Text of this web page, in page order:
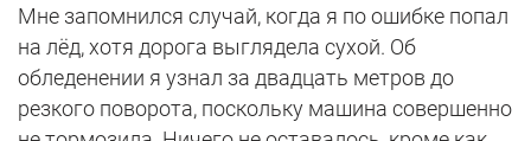
Мне запомнился случай, когда я по ошибке попал
на лёд, хотя дорога выглядела сухой. Об
обледенении я узнал за двадцать метров до
резкого поворота, поскольку машина совершенно